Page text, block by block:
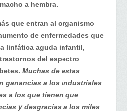
a hembra.
que entran al organismo
de enfermedades que
linfática aguda infantil,
del espectro
Muchas de estas
ganancias a los industriales
a los que tienen que
y desgracias a los miles